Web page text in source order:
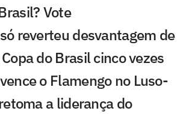
Vote
reverteu desvantagem de
do Brasil cinco vezes
o Flamengo no Luso-
a liderança do